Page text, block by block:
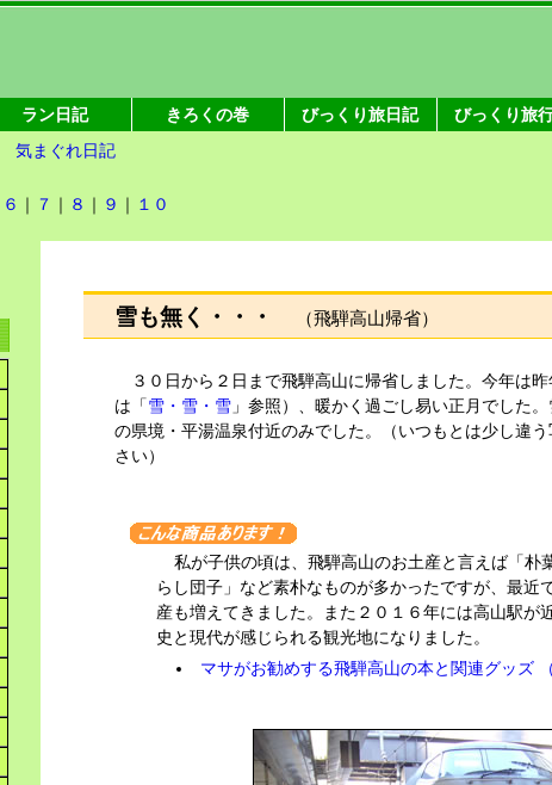
ラン日記 きろくの巻 びっくり旅日記
びっくり旅
気まぐれ日記
６ ｜ ７ ｜ ８ ｜ ９ ｜ １０
雪も無く・・・ （飛騨高山帰省）
３０日から２日まで飛騨高山に帰省しました。今年は
は「雪・雪・雪」参照）、暖かく過ごし易い正月でした
の県境・平湯温泉付近のみでした。（いつもとは少し違
さい）
私が子供の頃は、飛騨高山のお土産と言えば「朴
らし団子」など素朴なものが多かったですが、最近
産も増えてきました。また２０１６年には高山駅が
史と現代が感じられる観光地になりました。
マサがお勧めする飛騨高山の本と関連グッズ